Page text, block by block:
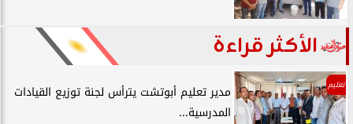
الأكثر قراءة
تعليم
مدير تعليم أبوتشت يترأس لجنة توزيع القيادات
المدرسية...